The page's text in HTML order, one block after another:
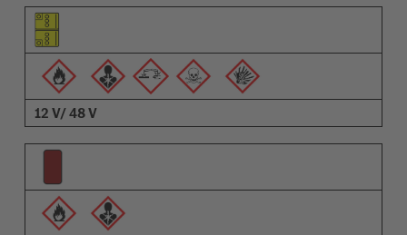
Pictogramme de l'élément
Pictogrammes des avertissements
Description
12 V/ 48 V